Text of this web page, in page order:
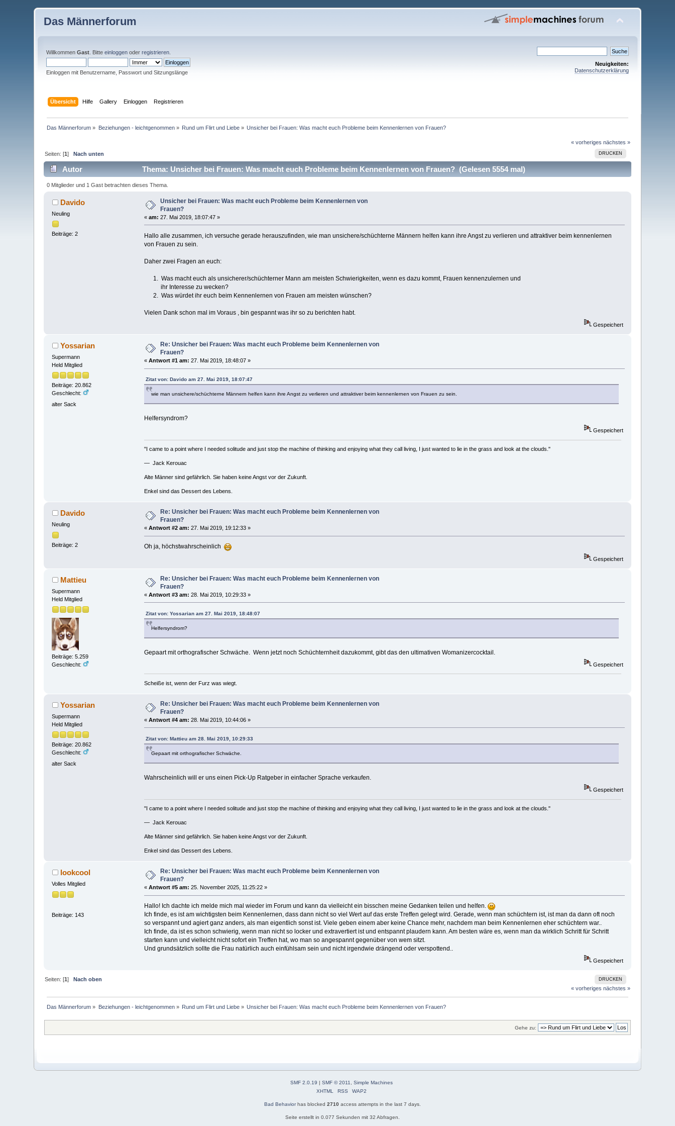
Das Männerforum
WillkommenGast . Bitteeinloggen oderregistrieren
Einloggen mit Benutzername, Passwort und Sitzungslänge
Neuigkeiten:
Datenschutzerklärung
Übersicht Hilfe Gallery Einloggen Registrieren
Das Männerforum » Beziehungen - leichtgenommen» Rund um Flirt und Liebe » Unsicher bei Frauen: Was macht euch Probleme beim Kennenlernen von Frauen?
« vorheriges nächstes »
DRUCKEN
Seiten: [1]Nach unten
Autor Thema: Unsicher bei Frauen: Was macht euch Probleme beim Kennenlernen von Frauen? (Gelesen 5554 mal)
0 Mitglieder und 1 Gast betrachten dieses Thema.
Davido
Neuling
Beiträge: 2
Unsicher bei Frauen: Was macht euch Probleme beim Kennenlernen von
Frauen?
« am: 27. Mai 2019, 18:07:47 »
Hallo alle zusammen, ich versuche gerade herauszufinden, wie man unsichere/schüchterne Männern helfen kann ihre Angst zu verlieren und attraktiver beim kennenlernen
von Frauen zu sein.
Daher zwei Fragen an euch:
1. Was macht euch als unsicherer/schüchterner Mann am meisten Schwierigkeiten, wenn es dazu kommt, Frauen kennenzulernen und
ihr Interesse zu wecken?
2. Was würdet ihr euch beim Kennenlernen von Frauen am meisten wünschen?
Vielen Dank schon mal im Voraus , bin gespannt was ihr so zu berichten habt.
Gespeichert
Yossarian
Supermann
Held Mitglied
Beiträge: 20.862
Geschlecht:
alter Sack
Re: Unsicher bei Frauen: Was macht euch Probleme beim Kennenlernen von
Frauen?
« Antwort #1 am: 27. Mai 2019, 18:48:07 »
Zitat von: Davido am 27. Mai 2019, 18:07:47
wie man unsichere/schüchterne Männern helfen kann ihre Angst zu verlieren und attraktiver beim kennenlernen von Frauen zu sein.
Helfersyndrom?
Gespeichert
"I came to a point where I needed solitude and just stop the machine of thinking and enjoying what they call living, I just wanted to lie in the grass and look at the clouds."
— Jack Kerouac
Alte Männer sind gefährlich. Sie haben keine Angst vor der Zukunft.
Enkel sind das Dessert des Lebens.
Davido
Neuling
Beiträge: 2
Re: Unsicher bei Frauen: Was macht euch Probleme beim Kennenlernen von
Frauen?
« Antwort #2 am: 27. Mai 2019, 19:12:33 »
Oh ja, höchstwahrscheinlich
Gespeichert
Mattieu
Supermann
Held Mitglied
Beiträge: 5.259
Geschlecht:
Re: Unsicher bei Frauen: Was macht euch Probleme beim Kennenlernen von
Frauen?
« Antwort #3 am: 28. Mai 2019, 10:29:33 »
Zitat von: Yossarian am 27. Mai 2019, 18:48:07
Helfersyndrom?
Gepaart mit orthografischer Schwäche. Wenn jetzt noch Schüchternheit dazukommt, gibt das den ultimativen Womanizercocktail.
Gespeichert
Scheiße ist, wenn der Furz was wiegt.
Yossarian
Supermann
Held Mitglied
Beiträge: 20.862
Geschlecht:
alter Sack
Re: Unsicher bei Frauen: Was macht euch Probleme beim Kennenlernen von
Frauen?
« Antwort #4 am: 28. Mai 2019, 10:44:06 »
Zitat von: Mattieu am 28. Mai 2019, 10:29:33
Gepaart mit orthografischer Schwäche.
Wahrscheinlich will er uns einen Pick-Up Ratgeber in einfacher Sprache verkaufen.
Gespeichert
"I came to a point where I needed solitude and just stop the machine of thinking and enjoying what they call living, I just wanted to lie in the grass and look at the clouds."
— Jack Kerouac
Alte Männer sind gefährlich. Sie haben keine Angst vor der Zukunft.
Enkel sind das Dessert des Lebens.
lookcool
Volles Mitglied
Beiträge: 143
Re: Unsicher bei Frauen: Was macht euch Probleme beim Kennenlernen von
Frauen?
« Antwort #5 am: 25. November 2025, 11:25:22 »
Hallo! Ich dachte ich melde mich mal wieder im Forum und kann da vielleicht ein bisschen meine Gedanken teilen und helfen.
Ich finde, es ist am wichtigsten beim Kennenlernen, dass dann nicht so viel Wert auf das erste Treffen gelegt wird. Gerade, wenn man schüchtern ist, ist man da dann oft noch
so verspannt und agiert ganz anders, als man eigentlich sonst ist. Viele geben einem aber keine Chance mehr, nachdem man beim Kennenlernen eher schüchtern war..
Ich finde, da ist es schon schwierig, wenn man nicht so locker und extravertiert ist und entspannt plaudern kann. Am besten wäre es, wenn man da wirklich Schritt für Schritt
starten kann und vielleicht nicht sofort ein Treffen hat, wo man so angespannt gegenüber von wem sitzt.
Und grundsätzlich sollte die Frau natürlich auch einfühlsam sein und nicht irgendwie drängend oder verspottend..
Gespeichert
DRUCKEN
Seiten: [1]
Nach oben
« vorheriges nächstes »
Das Männerforum » Beziehungen - leichtgenommen» Rund um Flirt und Liebe » Unsicher bei Frauen: Was macht euch Probleme beim Kennenlernen von Frauen?
Gehe zu:
SMF 2.0.19 SMF © 2011, Simple Machines
XHTML
RSS WAP2
Bad Behaviorhas blocked 2710 access attempts in the last 7 days.
Seite erstellt in 0.077 Sekunden mit 32 Abfragen.